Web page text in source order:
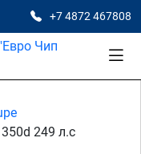
+7 4872 467808
350d 249 л.с